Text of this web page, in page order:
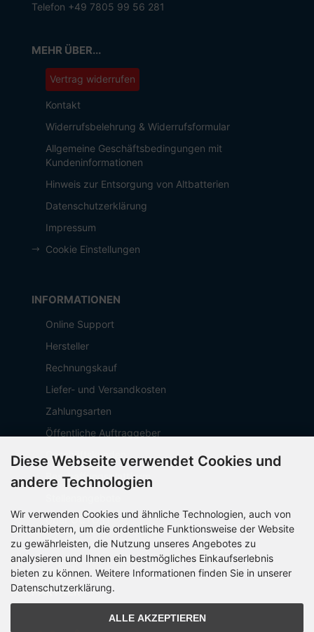
Telefon +49 7805 99 56 281
MEHR ÜBER...
Vertrag widerrufen
Kontakt
Widerrufsbelehrung & Widerrufsformular
Allgemeine Geschäftsbedingungen mit
Kundeninformationen
Hinweis zur Entsorgung von Altbatterien
Datenschutzerklärung
Impressum
Cookie Einstellungen
INFORMATIONEN
Online Support
Hersteller
Rechnungskauf
Liefer- und Versandkosten
Zahlungsarten
Öffentliche Auftraggeber
Geschäftskunden
Beschaffungsplattform
Über OCTO IT
Sitemap
PARTNER
Diese Webseite verwendet Cookies und
andere Technologien
Wir verwenden Cookies und ähnliche Technologien, auch von
Drittanbietern, um die ordentliche Funktionsweise der Website
zu gewährleisten, die Nutzung unseres Angebotes zu
analysieren und Ihnen ein bestmögliches Einkaufserlebnis
bieten zu können. Weitere Informationen finden Sie in unserer
Datenschutzerklärung.
ALLE AKZEPTIEREN